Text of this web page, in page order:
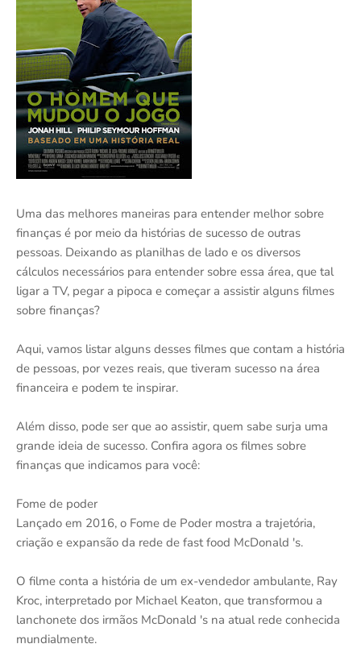
Uma das melhores maneiras para entender melhor sobre
finanças é por meio da histórias de sucesso de outras
pessoas. Deixando as planilhas de lado e os diversos
cálculos necessários para entender sobre essa área, que tal
ligar a TV, pegar a pipoca e começar a assistir alguns filmes
sobre finanças?
Aqui, vamos listar alguns desses filmes que contam a história
de pessoas, por vezes reais, que tiveram sucesso na área
financeira e podem te inspirar.
Além disso, pode ser que ao assistir, quem sabe surja uma
grande ideia de sucesso. Confira agora os filmes sobre
finanças que indicamos para você:
Fome de poder
Lançado em 2016, o Fome de Poder mostra a trajetória,
criação e expansão da rede de fast food McDonald 's.
O filme conta a história de um ex-vendedor ambulante, Ray
Kroc, interpretado por Michael Keaton, que transformou a
lanchonete dos irmãos McDonald 's na atual rede conhecida
mundialmente.